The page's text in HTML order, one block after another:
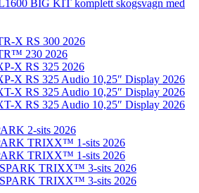
BIG KIT komplett skogsvagn med
X RS 300 2026
230 2026
X RS 325 2026
X RS 325 Audio 10,25″ Display 2026
X RS 325 Audio 10,25″ Display 2026
X RS 325 Audio 10,25″ Display 2026
2-sits 2026
TRIXX™ 1-sits 2026
TRIXX™ 1-sits 2026
TRIXX™ 3-sits 2026
TRIXX™ 3-sits 2026